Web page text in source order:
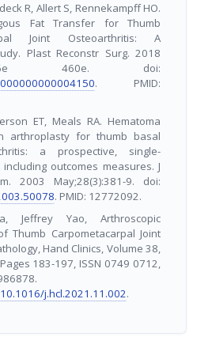
R, Allert S, Rennekampff HO.
Fat Transfer for Thumb
Joint Osteoarthritis: A
Plast Reconstr Surg. 2018
460e. doi:
. PMID:
ET, Meals RA. Hematoma
arthroplasty for thumb basal
a prospective, single-
outcomes measures. J
2003 May;28(3):381-9. doi:
. PMID: 12772092.
Jeffrey Yao, Arthroscopic
Thumb Carpometacarpal Joint
Hand Clinics, Volume 38,
183-197, ISSN 0749 0712,
j.hcl.2021.11.002.